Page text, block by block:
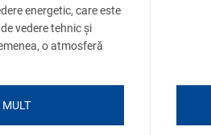
energetic, care este
vedere tehnic și
o atmosferă